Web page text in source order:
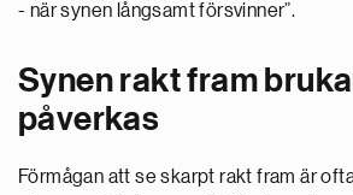
- när synen långsamt försvinner”.
Synen rakt fram
påverkas
Förmågan att se skarpt rakt fram är